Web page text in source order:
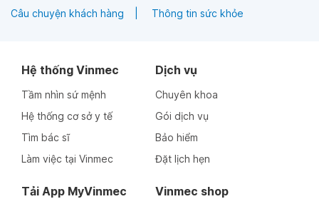
Câu chuyện khách hàng Thông tin sức khỏe
Hệ thống Vinmec
Tầm nhìn sứ mệnh
Hệ thống cơ sở y tế
Tìm bác sĩ
Làm việc tại Vinmec
Dịch vụ
Chuyên khoa
Gói dịch vụ
Bảo hiểm
Đặt lịch hẹn
Tải App MyVinmec Vinmec shop